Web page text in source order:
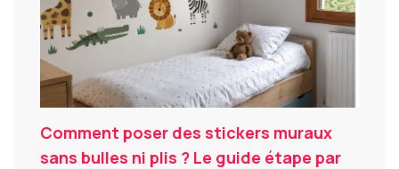
Comment poser des stickers muraux
sans bulles ni plis ? Le guide étape par